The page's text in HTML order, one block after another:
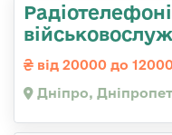
від 20000 до
Дніпро,